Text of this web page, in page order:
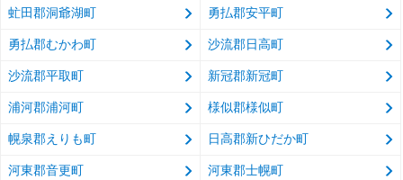
虻田郡洞爺湖町 勇払郡安平町
勇払郡むかわ町 沙流郡日高町
沙流郡平取町 新冠郡新冠町
浦河郡浦河町 様似郡様似町
幌泉郡えりも町 日高郡新ひだか町
河東郡音更町 河東郡士幌町